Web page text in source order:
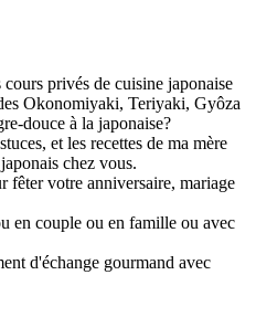
privés de cuisine japonaise
Okonomiyaki, Teriyaki, Gyôza
douce à la japonaise?
et les recettes de ma mère
chez vous.
fêter votre anniversaire, mariage
en couple ou en famille ou avec
d'échange gourmand avec